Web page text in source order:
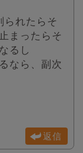
られたらそ
まったらそ
るし
なら、副次
返信